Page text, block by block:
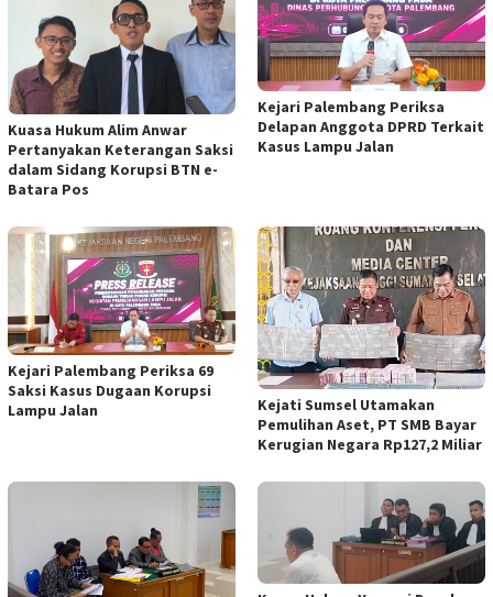
Kuasa Hukum Alim Anwar
Pertanyakan Keterangan Saksi
dalam Sidang Korupsi BTN e-
Batara Pos
Kejari Palembang Periksa
Delapan Anggota DPRD Terkait
Kasus Lampu Jalan
Kejari Palembang Periksa 69
Saksi Kasus Dugaan Korupsi
Lampu Jalan
Kejati Sumsel Utamakan
Pemulihan Aset, PT SMB Bayar
Kerugian Negara Rp127,2 Miliar